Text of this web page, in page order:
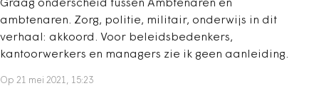
Graag onderscheid tussen Ambtenaren en
ambtenaren. Zorg, politie, militair, onderwijs in dit
verhaal: akkoord. Voor beleidsbedenkers,
kantoorwerkers en managers zie ik geen aanleiding.
Op 21 mei 2021, 15:23